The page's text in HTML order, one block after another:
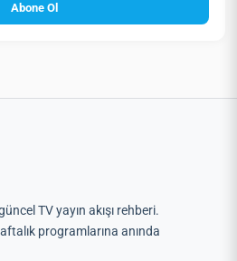
Abone Ol
TV yayın akışı rehberi.
programlarına anında